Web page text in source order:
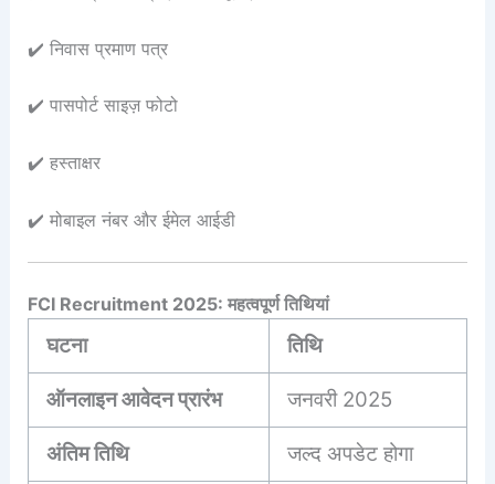
✔️ निवास प्रमाण पत्र
✔️ पासपोर्ट साइज़ फोटो
✔️ हस्ताक्षर
✔️ मोबाइल नंबर और ईमेल आईडी
FCI Recruitment 2025: महत्वपूर्ण तिथियां
घटना तिथि
ऑनलाइन आवेदन प्रारंभ जनवरी 2025
अंतिम तिथि जल्द अपडेट होगा